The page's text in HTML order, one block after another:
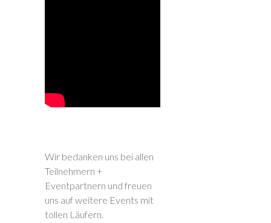
Wir bedanken uns bei allen
Teilnehmern +
Eventpartnern und freuen
uns auf weitere Events mit
tollen Läufern.